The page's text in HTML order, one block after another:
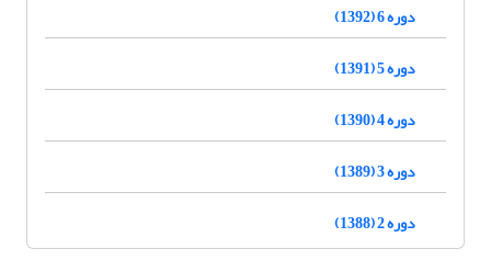
دوره 6 (1392)
دوره 5 (1391)
دوره 4 (1390)
دوره 3 (1389)
دوره 2 (1388)